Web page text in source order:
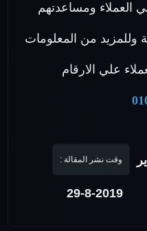
العملاء ومساعدتهم
من المعلومات
علي الارقام
وقت نشر المقالة :
29-8-2019